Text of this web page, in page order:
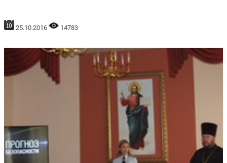
25.10.2016 14783